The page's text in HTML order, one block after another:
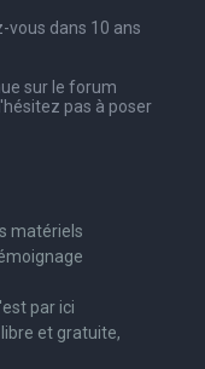
vous dans 10 ans
sur le forum
pas à poser
matériels
par ici
libre et gratuite,